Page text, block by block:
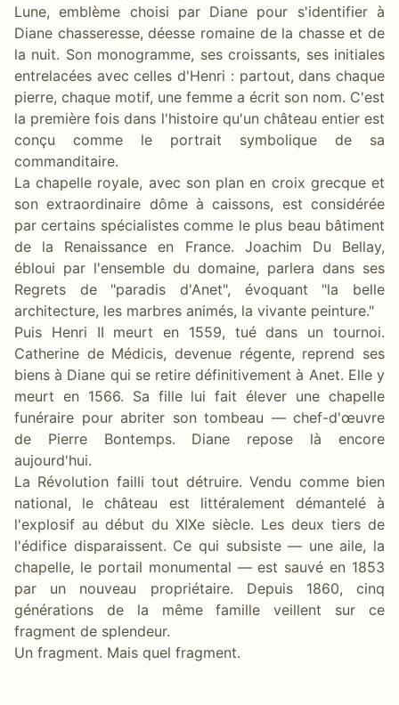
Lune, emblème choisi par Diane pour s'identifier à
Diane chasseresse, déesse romaine de la chasse et de
la nuit. Son monogramme, ses croissants, ses initiales
entrelacées avec celles d'Henri : partout, dans chaque
pierre, chaque motif, une femme a écrit son nom. C'est
la première fois dans l'histoire qu'un château entier est
conçu comme le portrait symbolique de sa
commanditaire.
La chapelle royale, avec son plan en croix grecque et
son extraordinaire dôme à caissons, est considérée
par certains spécialistes comme le plus beau bâtiment
de la Renaissance en France. Joachim Du Bellay,
ébloui par l'ensemble du domaine, parlera dans ses
Regrets de "paradis d'Anet", évoquant "la belle
architecture, les marbres animés, la vivante peinture."
Puis Henri II meurt en 1559, tué dans un tournoi.
Catherine de Médicis, devenue régente, reprend ses
biens à Diane qui se retire définitivement à Anet. Elle y
meurt en 1566. Sa fille lui fait élever une chapelle
funéraire pour abriter son tombeau — chef-d'œuvre
de Pierre Bontemps. Diane repose là encore
aujourd'hui.
La Révolution failli tout détruire. Vendu comme bien
national, le château est littéralement démantelé à
l'explosif au début du XIXe siècle. Les deux tiers de
l'édifice disparaissent. Ce qui subsiste — une aile, la
chapelle, le portail monumental — est sauvé en 1853
par un nouveau propriétaire. Depuis 1860, cinq
générations de la même famille veillent sur ce
fragment de splendeur.
Un fragment. Mais quel fragment.